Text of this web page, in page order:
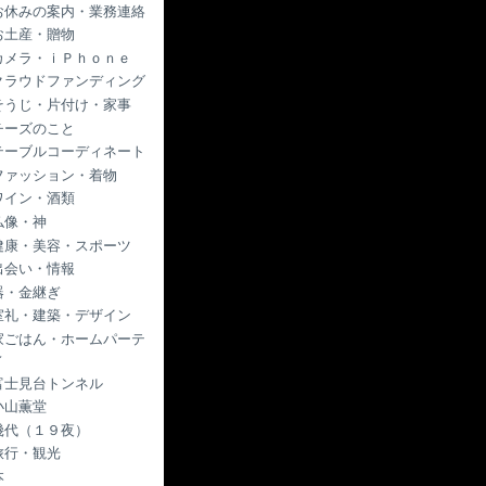
休みの案内・業務連絡
土産・贈物
メラ・ｉＰｈｏｎｅ
ラウドファンディング
うじ・片付け・家事
ーズのこと
ーブルコーディネート
ァッション・着物
イン・酒類
像・神
康・美容・スポーツ
会い・情報
・金継ぎ
礼・建築・デザイン
ごはん・ホームパーテ
士見台トンネル
山薫堂
代（１９夜）
行・観光